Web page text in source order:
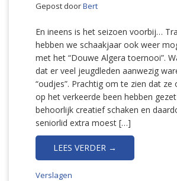
Gepost doorBert
En ineens is het seizoen voorbij…
hebben we schaakjaar ook weer
met het “Douwe Algera toernooi”.
dat er veel jeugdleden aanwezig
“oudjes”. Prachtig om te zien dat ze
op het verkeerde been hebben
behoorlijk creatief schaken en
seniorlid extra moest […]
LEES VERDER →
Verslagen